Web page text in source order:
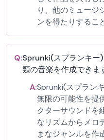
り、他のミュージ
ンを得たりするこ
Q:Sprunki(スプランキー
類の音楽を作成できま
A:Sprunki(スプラン
無限の可能性を提
クターサウンドを
なリズムからメロ
まなジャンルを作